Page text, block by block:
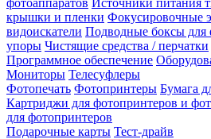
фотоаппаратов Источники питания
крышки и пленки Фокусировочные
видоискатели Подводные боксы для
упоры Чистящие средства / перчатки
Программное обеспечение
Мониторы Телесуфлеры
Фотопечать Фотопринтеры Бумага
Картриджи для фотопринтеров и
для фотопринтеров
Подарочные карты Тест-драйв